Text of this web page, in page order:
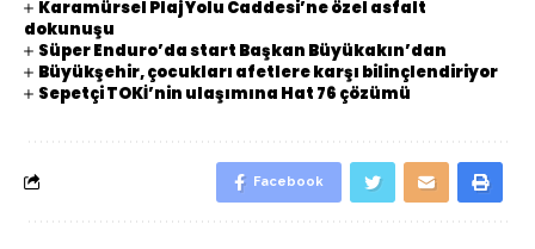
Karamürsel Plaj Yolu Caddesi’ne özel asfalt
dokunuşu
Süper Enduro’da start Başkan Büyükakın’dan
Büyükşehir, çocukları afetlere karşı bilinçlendiriyor
Sepetçi TOKİ’nin ulaşımına Hat 76 çözümü
Facebook